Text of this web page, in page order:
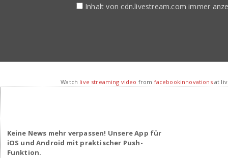
Inhalt von cdn.livestream.com immer
Watch live streaming video from facebookinnovationsat
Keine News mehr verpassen! Unsere App für
iOS und Android mit praktischer Push-
Funktion.